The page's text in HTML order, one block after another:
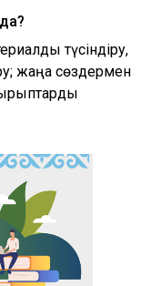
түсіндіру,
жаңа сөздермен